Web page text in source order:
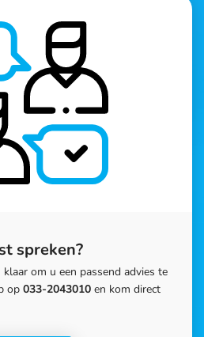
spreken?
om u een passend advies te
op 033-2043010 en kom direct